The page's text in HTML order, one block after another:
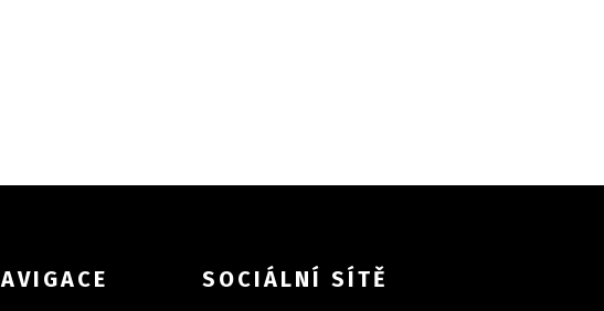
SOCIÁLNÍ SÍTĚ